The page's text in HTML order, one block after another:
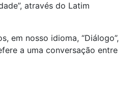
através do Latim
em nosso idioma, “Diálogo”,
a uma conversação entre